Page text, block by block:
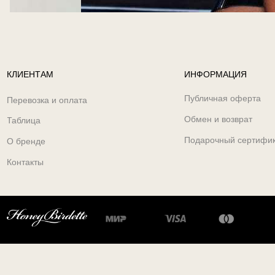
КЛИЕНТАМ
Перевозка и оплата
Таблица
Контакты
О бренде
ИНФОРМАЦИЯ
Публичная оферта
Обмен и возврат
Подарочный